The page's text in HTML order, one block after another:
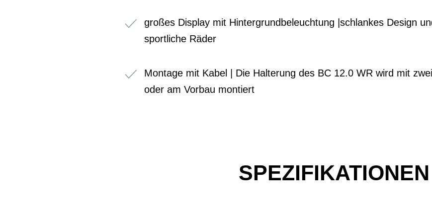
großes Display mit Hintergrundbeleuchtung |schlankes Design
sportliche Räder
Montage mit Kabel | Die Halterung des BC 12.0 WR wird mit
oder am Vorbau montiert
SPEZIFIKATIONEN